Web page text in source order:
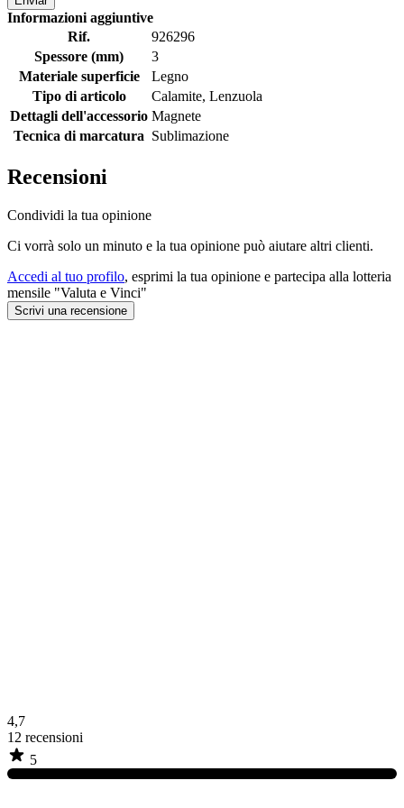
Informazioni aggiuntive
Rif.
926296
Spessore (mm)
3
Materiale superficie
Legno
Tipo di articolo
Calamite, Lenzuola
Dettagli dell'accessorio Magnete
Tecnica di marcatura Sublimazione
Recensioni
Condividi la tua opinione
Ci vorrà solo un minuto e la tua opinione può aiutare altri clienti.
Accedi al tuo profilo, esprimi la tua opinione e partecipa alla lotteria
mensile "Valuta e Vinci"
Scrivi una recensione
4,7
12 recensioni
5